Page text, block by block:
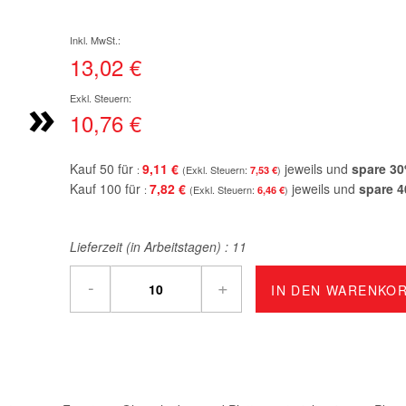
»
13,02 €
10,76 €
Kauf 50 für 9,11 € 7,53 € jeweils und spare 30
Kauf 100 für 7,82 € 6,46 € jeweils und spare
Lieferzeit (in Arbeitstagen) : 11
- + IN DEN